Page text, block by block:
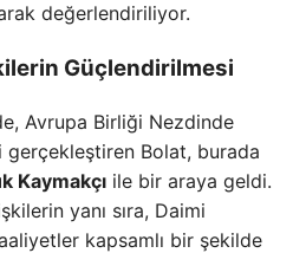
değerlendiriliyor.
Güçlendirilmesi
Avrupa Birliği Nezdinde
Bolat, burada
Kaymakçı ile bir araya geldi.
yanı sıra, Daimi
kapsamlı bir şekilde